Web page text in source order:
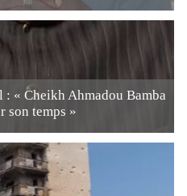
: « Cheikh Ahmadou Bamba
son temps »